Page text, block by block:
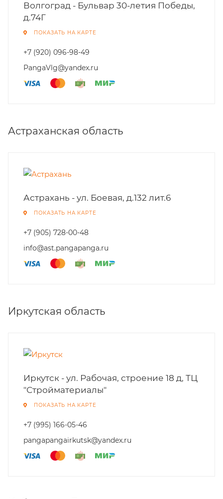
Волгоград - Бульвар 30-летия Победы,
д.74Г
ПОКАЗАТЬ НА КАРТЕ
+7 (920) 096-98-49
PangaVlg@yandex.ru
Астраханская область
Астрахань - ул. Боевая, д.132 лит.6
ПОКАЗАТЬ НА КАРТЕ
+7 (905) 728-00-48
info@ast.pangapanga.ru
Иркутская область
Иркутск - ул. Рабочая, строение 18 д, ТЦ
"Стройматериалы"
ПОКАЗАТЬ НА КАРТЕ
+7 (995) 166-05-46
pangapangairkutsk@yandex.ru